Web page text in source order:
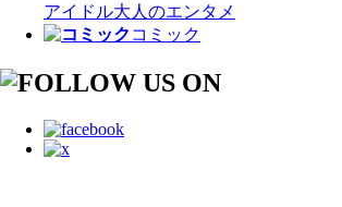
アイドル大人のエンタメ
コミック